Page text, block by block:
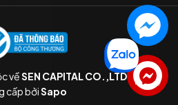
vềSEN CAPITAL CO.,LTD
cấp bởiSapo
Liên hệ